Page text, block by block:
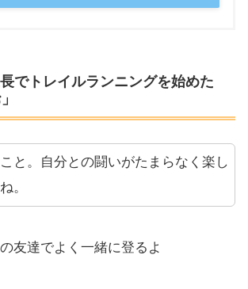
でトレイルランニングを始めた
と。自分との闘いがたまらなく楽し
。
友達でよく一緒に登るよ